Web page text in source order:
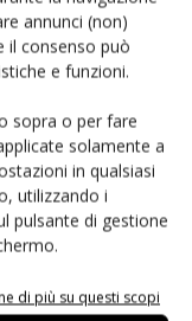
annunci (non)
il consenso può
e funzioni.
sopra o per fare
solamente a
in qualsiasi
utilizzando i
pulsante di gestione
di più su questi scopi
per
arriva